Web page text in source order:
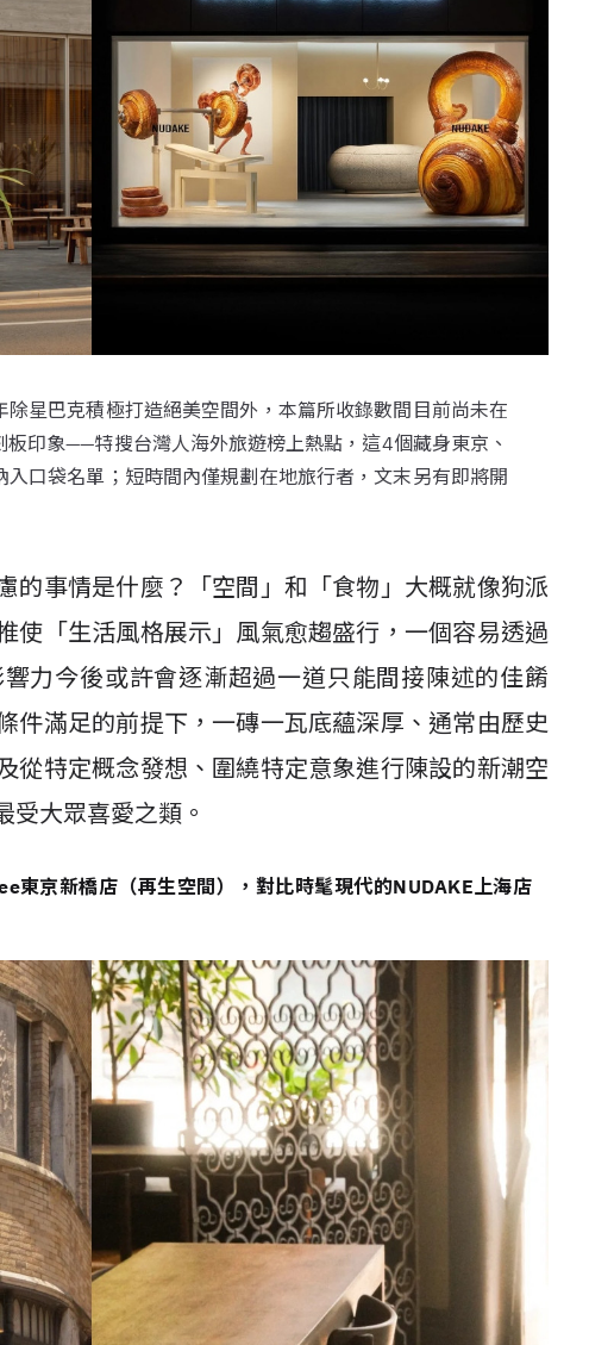
星巴克積極打造絕美空間外，本篇所收錄數間目前尚未在
印象——特搜台灣人海外旅遊榜上熱點，這4個藏身東京、
口袋名單；短時間內僅規劃在地旅行者，文末另有即將開
的事情是什麼？「空間」和「食物」大概就像狗派
使「生活風格展示」風氣愈趨盛行，一個容易透過
力今後或許會逐漸超過一道只能間接陳述的佳餚
件滿足的前提下，一磚一瓦底蘊深厚、通常由歷史
從特定概念發想、圍繞特定意象進行陳設的新潮空
受大眾喜愛之類。
京新橋店（再生空間），對比時髦現代的NUDAKE上海店